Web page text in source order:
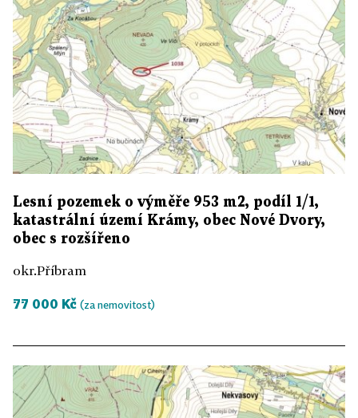
Lesní pozemek o výměře 953 m2, podíl 1/1,
katastrální území Krámy, obec Nové Dvory,
obec s rozšířeno
okr.Příbram
77 000 Kč (za nemovitost)